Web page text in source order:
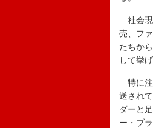
社会現
売、フ
たちか
して挙
特に注
送され
ダーと
ー・ブ